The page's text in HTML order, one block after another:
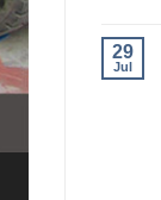
29
Jul